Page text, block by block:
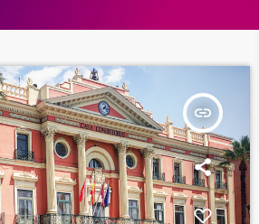
insert_link